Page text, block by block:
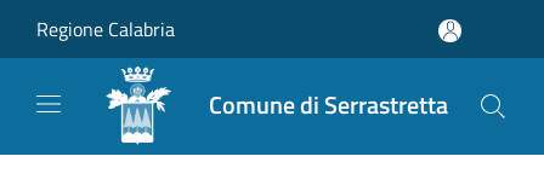
Regione Calabria
Comune di Serrastretta